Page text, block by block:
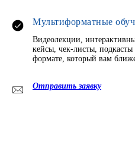
Мультиформатные
Видеолекции,
кейсы, чек-листы, подкасты
формате, который вам
Отправить заявку